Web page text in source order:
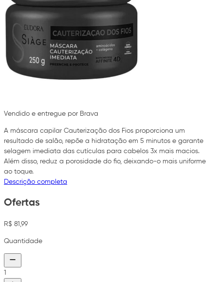
Vendido e entregue por Brava
A máscara capilar Cauterização dos Fios proporciona um
resultado de salão, repõe a hidratação em 5 minutos e garante
selagem imediata das cutículas para cabelos 3x mais macios.
Além disso, reduz a porosidade do fio, deixando-o mais uniforme
ao toque.
Descrição completa
Ofertas
R$ 81,99
Quantidade
1